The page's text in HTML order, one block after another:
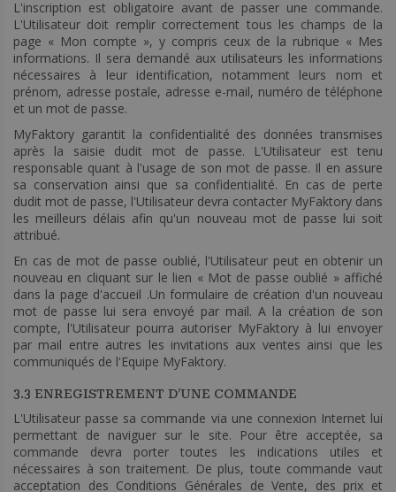
L'inscription est obligatoire avant de passer une commande.
L'Utilisateur doit remplir correctement tous les champs de la
page « Mon compte », y compris ceux de la rubrique « Mes
informations. Il sera demandé aux utilisateurs les informations
nécessaires à leur identification, notamment leurs nom et
prénom, adresse postale, adresse e-mail, numéro de téléphone
et un mot de passe.
MyFaktory garantit la confidentialité des données transmises
après la saisie dudit mot de passe. L'Utilisateur est tenu
responsable quant à l'usage de son mot de passe. Il en assure
sa conservation ainsi que sa confidentialité. En cas de perte
dudit mot de passe, l'Utilisateur devra contacter MyFaktory dans
les meilleurs délais afin qu'un nouveau mot de passe lui soit
attribué.
En cas de mot de passe oublié, l'Utilisateur peut en obtenir un
nouveau en cliquant sur le lien « Mot de passe oublié » affiché
dans la page d'accueil .Un formulaire de création d'un nouveau
mot de passe lui sera envoyé par mail. A la création de son
compte, l'Utilisateur pourra autoriser MyFaktory à lui envoyer
par mail entre autres les invitations aux ventes ainsi que les
communiqués de l'Equipe MyFaktory.
3.3 ENREGISTREMENT D’UNE COMMANDE
L'Utilisateur passe sa commande via une connexion Internet lui
permettant de naviguer sur le site. Pour être acceptée, sa
commande devra porter toutes les indications utiles et
nécessaires à son traitement. De plus, toute commande vaut
acceptation des Conditions Générales de Vente, des prix et